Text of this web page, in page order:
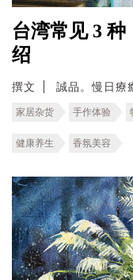
台湾常见 3
绍
撰文 誠品。慢日療
家居杂货 手作体验
健康养生 香氛美容